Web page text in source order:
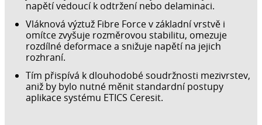
napětí vedoucí k odtržení nebo delaminaci.
Vláknová výztuž Fibre Force v základní vrstvě i
omítce zvyšuje rozměrovou stabilitu, omezuje
rozdílné deformace a snižuje napětí na jejich
rozhraní.
Tím přispívá k dlouhodobé soudržnosti mezivrstev,
aniž by bylo nutné měnit standardní postupy
aplikace systému ETICS Ceresit.